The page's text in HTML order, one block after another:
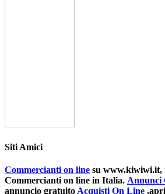
Siti Amici
Commercianti on line su www.kiwiwi.it,
Commercianti on line in Italia. Annunci
annuncio gratuitoAcquisti On Line